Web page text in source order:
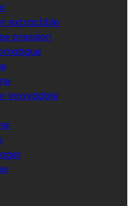
extractible
pression
inoxydable